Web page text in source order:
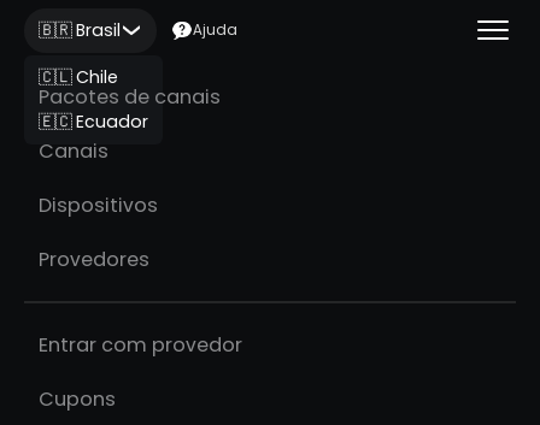
🇧🇷 Brasil
🇨🇱 Chile
🇪🇨 Ecuador
Ajuda
Pacotes de canais
Canais
Dispositivos
Provedores
Entrar com provedor
Cupons